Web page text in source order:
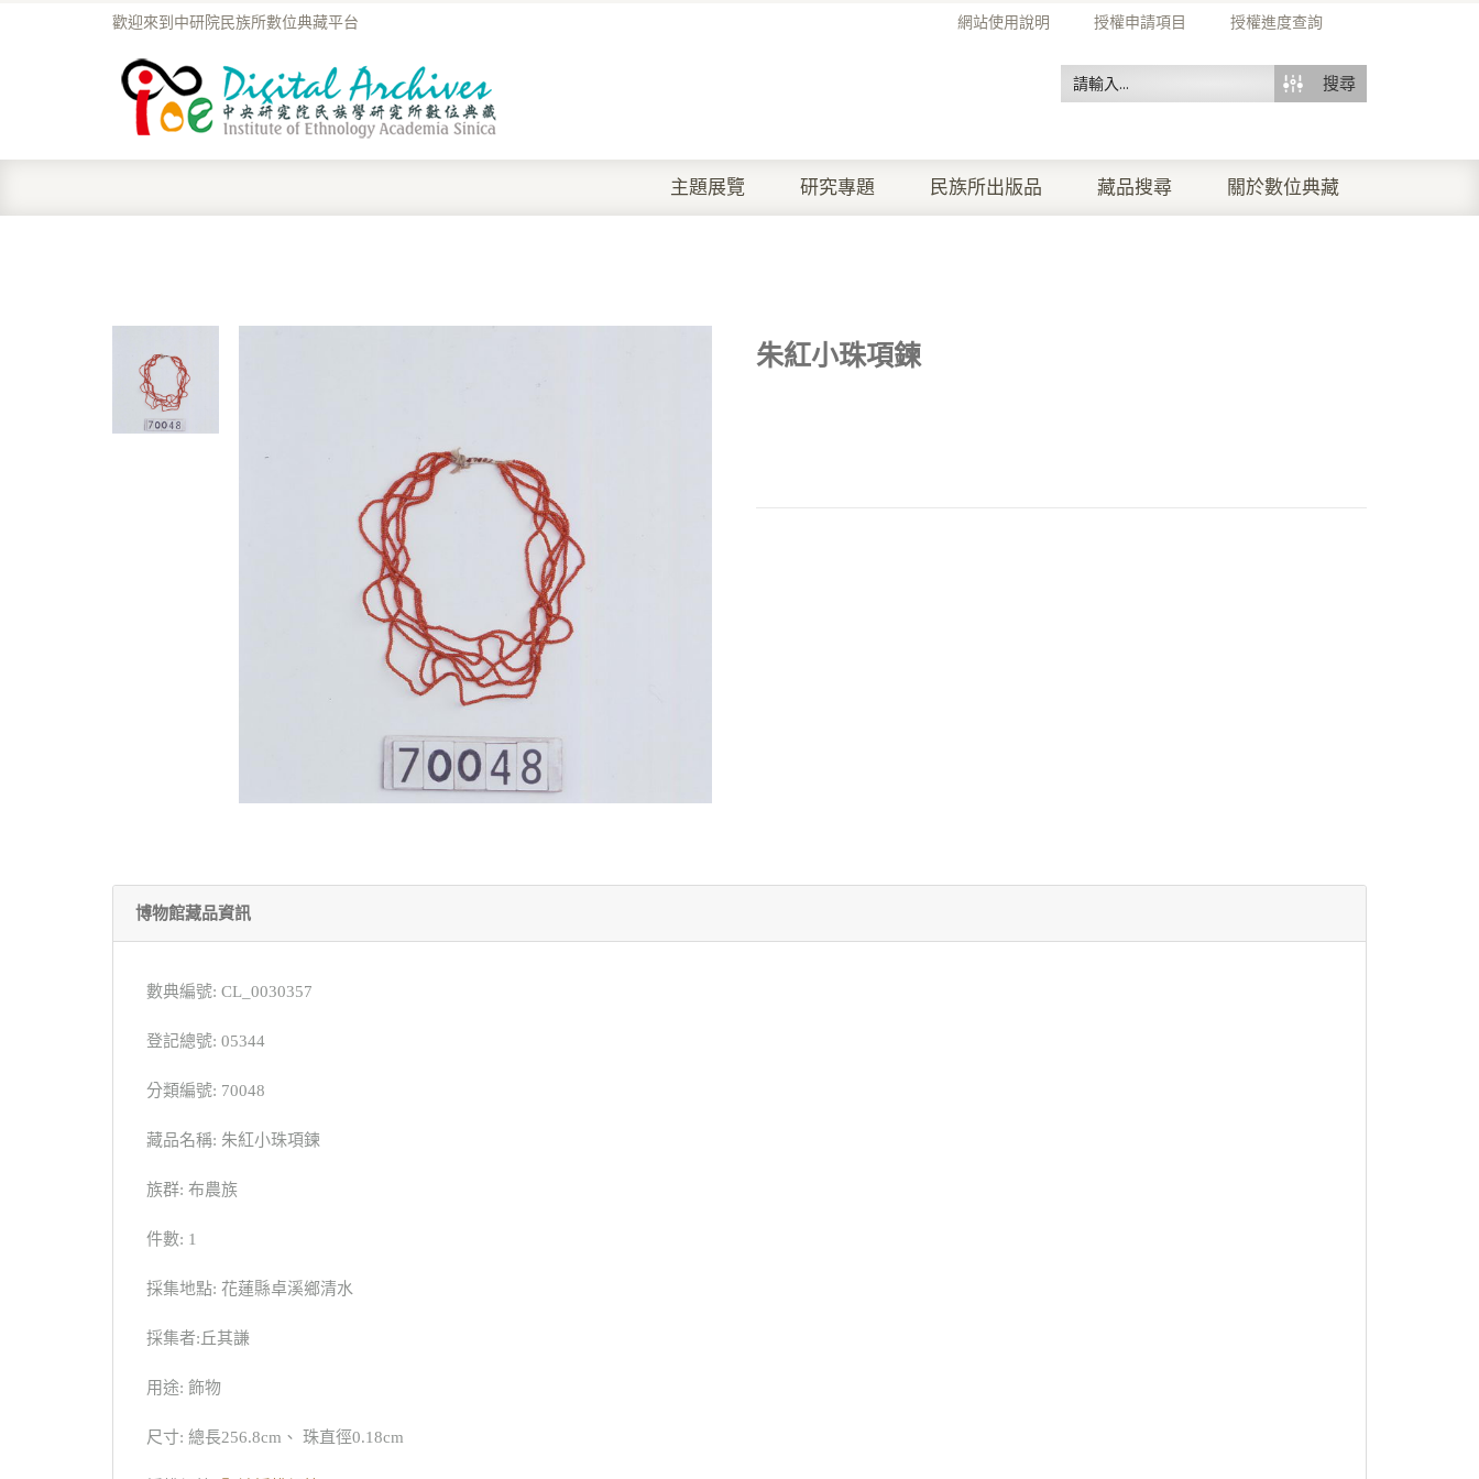
網站使用說明 授權申請項目 授權進度查詢
歡迎來到中研院民族所數位典藏平台
搜尋
主題展覽 研究專題 民族所出版品 藏品搜尋 關於數位典藏
朱紅小珠項鍊
博物館藏品資訊
數典編號: CL_0030357
登記總號: 05344
分類編號: 70048
藏品名稱: 朱紅小珠項鍊
族群: 布農族
件數: 1
採集地點: 花蓮縣卓溪鄉清水
採集者:丘其謙
用途: 飾物
尺寸: 總長256.8cm、 珠直徑0.18cm